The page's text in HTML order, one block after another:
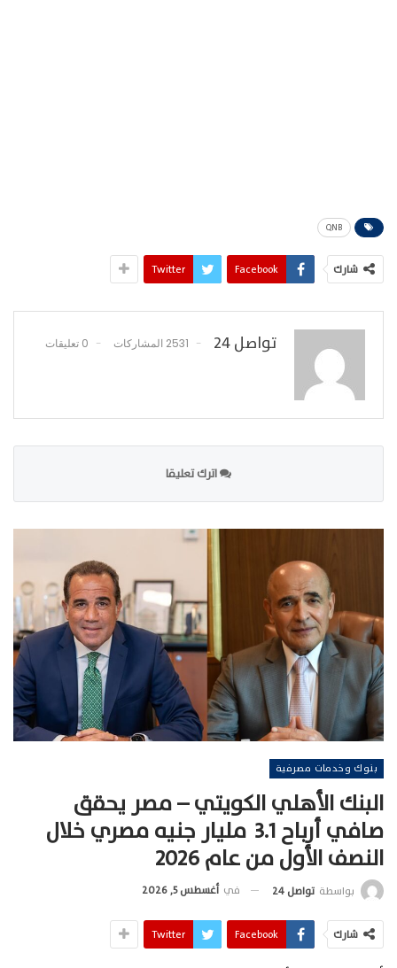
QNB
شارك Facebook
Twitter
تواصل 24 2531 المشاركات 0 تعليقات
اترك تعليقا
بنوك وخدمات مصرفية
البنك الأهلي الكويتي – مصر يحقق
صافي أرباح 3.1 مليار جنيه مصري خلال
النصف الأول من عام 2026
بواسطة تواصل 24 في أغسطس 5, 2026
شارك Facebook
Twitter